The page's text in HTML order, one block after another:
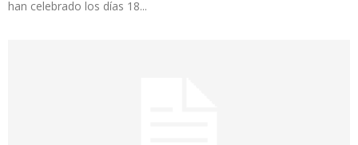
han celebrado los días 18...